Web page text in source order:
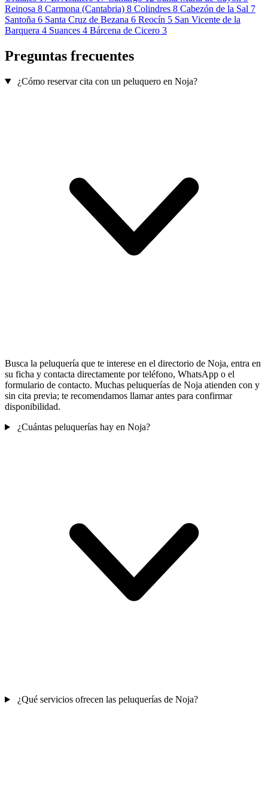
Reinosa 8 Carmona (Cantabria) 8 Colindres 8 Cabezón de la Sal 7
Santoña 6 Santa Cruz de Bezana 6 Reocín 5 San Vicente de la
Barquera 4 Suances 4 Bárcena de Cicero 3
Preguntas frecuentes
¿Cómo reservar cita con un peluquero en Noja?
Busca la peluquería que te interese en el directorio de Noja, entra en
su ficha y contacta directamente por teléfono, WhatsApp o el
formulario de contacto. Muchas peluquerías de Noja atienden con y
sin cita previa; te recomendamos llamar antes para confirmar
disponibilidad.
¿Cuántas peluquerías hay en Noja?
¿Qué servicios ofrecen las peluquerías de Noja?